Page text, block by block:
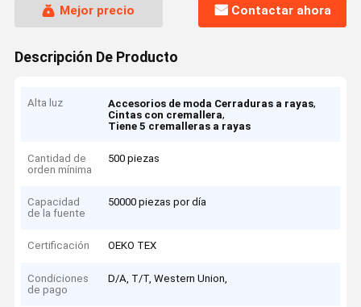
Mejor precio Contactar ahora
Descripción De Producto
Alta luz Accesorios de moda Cerraduras a rayas,
Cintas con cremallera,
Tiene 5 cremalleras a rayas
Cantidad de
orden mínima
500 piezas
Capacidad
de la fuente
50000 piezas por día
Certificación OEKO TEX
Condiciones
de pago
D/A, T/T, Western Union,